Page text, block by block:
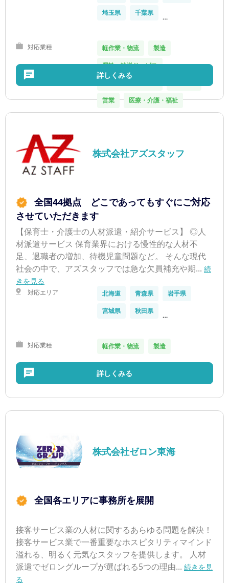
埼玉県
千葉県
…
対応業種 軽作業・物流
製造
運輸・輸送サービス
営業
医療・介護・福祉
詳しくみる
株式会社アズスタッフ
全国44拠点 どこであってもすぐにご対応
させていただきます
【保育士・介護士の人材派遣・紹介サービス】 ◎人
材派遣サービス 保育業界における慢性的な人材不
足、退職者の増加、待機児童問題など。 そんな現代
社会の中で、アズスタッフでは急な欠員補充や期... 続
きを見る
対応エリア 北海道 青森県
岩手県
宮城県
秋田県
…
対応業種 軽作業・物流 製造
詳しくみる
株式会社ゼロン東海
全国各エリアに事務所を展開
接客サービス業の人材に関するあらゆる問題を解決！
接客サービス業で一番重要なホスピタリティマインド
溢れる、明るく元気なスタッフを提供します。 人材
派遣でゼロングループが選ばれる5つの理由... 続きを見
る